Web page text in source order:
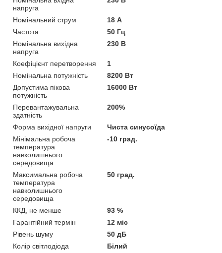
напруга
Номінальний струм
18 А
Частота
50 Гц
Номінальна вихідна
напруга
230 В
Коефіцієнт перетворення
1
Номінальна потужність
8200 Вт
Допустима пікова
потужність
16000 Вт
Перевантажувальна
здатність
200%
Форма вихідної напруги
Чиста синусоїда
Мінімальна робоча
температура
навколишнього
середовища
-10 град.
Максимальна робоча
температура
навколишнього
середовища
50 град.
ККД, не менше
93 %
Гарантійний термін
12 міс
Рівень шуму
50 дБ
Колір світлодіода
Білий